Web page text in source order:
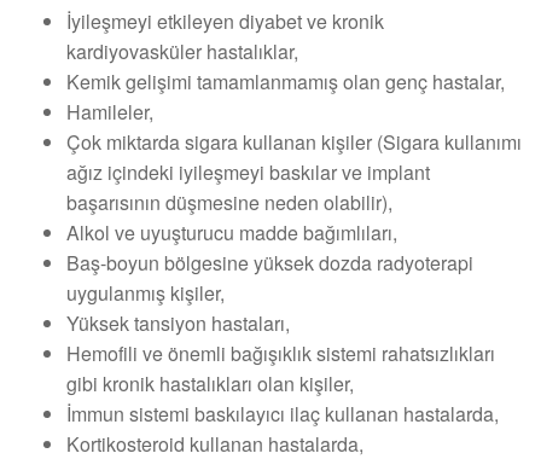
İyileşmeyi etkileyen diyabet ve kronik
kardiyovasküler hastalıklar,
Kemik gelişimi tamamlanmamış olan genç hastalar,
Hamileler,
Çok miktarda sigara kullanan kişiler (Sigara kullanımı
ağız içindeki iyileşmeyi baskılar ve implant
başarısının düşmesine neden olabilir),
Alkol ve uyuşturucu madde bağımlıları,
Baş-boyun bölgesine yüksek dozda radyoterapi
uygulanmış kişiler,
Yüksek tansiyon hastaları,
Hemofili ve önemli bağışıklık sistemi rahatsızlıkları
gibi kronik hastalıkları olan kişiler,
İmmun sistemi baskılayıcı ilaç kullanan hastalarda,
Kortikosteroid kullanan hastalarda,